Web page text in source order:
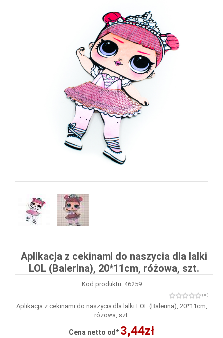
Aplikacja z cekinami do naszycia dla lalki
LOL (Balerina), 20*11cm, różowa, szt.
Kod produktu: 46259
( 0 )
Aplikacja z cekinami do naszycia dla lalki LOL (Balerina), 20*11cm,
różowa, szt.
Cena netto od*3,44zł